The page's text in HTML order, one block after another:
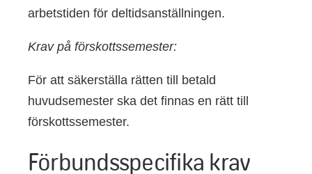
arbetstiden för deltidsanställningen.
Krav på förskottssemester:
För att säkerställa rätten till betald
huvudsemester ska det finnas en rätt till
förskottssemester.
Förbundsspecifika krav